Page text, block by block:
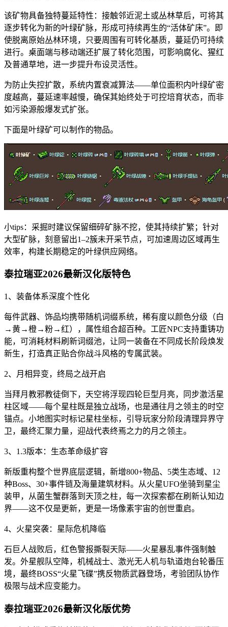
该矿物具备独特蔓延特性：接触邻近泥土或丛林草后，可将其
逐步转化为新的叶绿矿脉，形成可持续再生的“活体矿床”。即
使脱离原始丛林环境，只要周围有可转化基质，蔓延仍可持续
进行。桌面端与移动端还扩展了转化范围，可影响腐化、猩红
及普通草地，进一步提升布设灵活性。
为防止失控扩散，系统内置衰减算法——单位面积内叶绿矿密
度越高，蔓延速率越慢，确保其始终处于可控培育状态，而非
如污染源般爆发式扩张。
下面是叶绿矿可以制作的物品。
小tips：采掘时建议保留细碎矿脉不挖，使其持续扩繁；针对
大型矿脉，刻意留出1–2簇未开采节点，可加速周边区域再生
效率，构建长期稳定的叶绿供应网络。
泰拉瑞亚2026最新汉化版特色
1、装备体系深度个性化
每件武器、饰品均携带随机词缀系统，稀有度以颜色分级（白
→黄→橙→粉→红），属性组合超百种。工匠NPC支持重铸功
能，可消耗材料刷新词缀池，让同一装备在不同成长阶段焕发
新生，打造真正贴合你战斗风格的专属武装。
2、月相异变，终局之战开启
当拜月教邪教徒倒下，天空将浮现四轮巨型月亮，同步激活星
柱区域——每个星柱既是独立战场，也是通往月之领主的时空
锚点。小地图实时标记星柱坐标，引导玩家分阶段清理异界守
卫，最终汇聚力量，迎战代表终焉之力的月之领主。
3、1.3版本：生态革命级扩容
新版重构整个世界底层逻辑，新增800+物品、5类生态域、12
种Boss、30+事件链及海量建筑材料。从火星UFO坐骑到星尘
装甲，从菌生蟹群落到天顶之柱，每一次探索都在刷新认知边
界——这不仅是更新，更是一场像素宇宙的创世重启。
4、火星突袭：星际危机降临
石巨人战败后，红色警报撕裂天际——火星暴乱事件强制触
发。外星舰队空降，机械战士、激光无人机与轨道炮台轮番压
境，最终BOSS“火星飞碟”携反物质武器登场，考验团队协作
极限与战术应变能力。
泰拉瑞亚2026最新汉化版优势